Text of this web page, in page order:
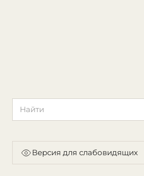
Версия для слабовидящих